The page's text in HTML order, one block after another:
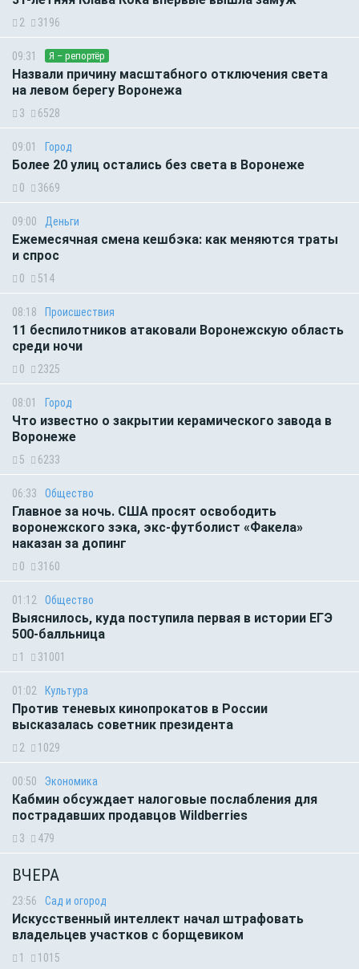
2 3196
09:31 Я – репортёр
Назвали причину масштабного отключения света
на левом берегу Воронежа
3 6528
09:01 Город
Более 20 улиц остались без света в Воронеже
0 3669
09:00 Деньги
Ежемесячная смена кешбэка: как меняются траты
и спрос
0 514
08:18 Происшествия
11 беспилотников атаковали Воронежскую область
среди ночи
0 2325
08:01 Город
Что известно о закрытии керамического завода в
Воронеже
5 6233
06:33 Общество
Главное за ночь. CША просят освободить
воронежского зэка, экс-футболист «Факела»
наказан за допинг
0 3160
01:12 Общество
Выяснилось, куда поступила первая в истории ЕГЭ
500-балльница
1 31001
01:02 Культура
Против теневых кинопрокатов в России
высказалась советник президента
2 1029
00:50 Экономика
Кабмин обсуждает налоговые послабления для
пострадавших продавцов Wildberries
3 479
ВЧЕРА
23:56 Сад и огород
Искусственный интеллект начал штрафовать
владельцев участков с борщевиком
1 1015